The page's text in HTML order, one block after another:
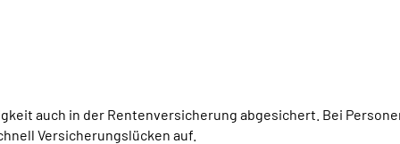
auch in der Rentenversicherung abgesichert. Bei
Versicherungslücken auf.